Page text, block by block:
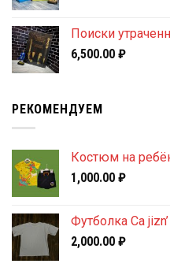
Поиски
6,500.00 ₽
РЕКОМЕНДУЕМ
Костюм на
1,000.00 ₽
Футболка Ca
2,000.00 ₽